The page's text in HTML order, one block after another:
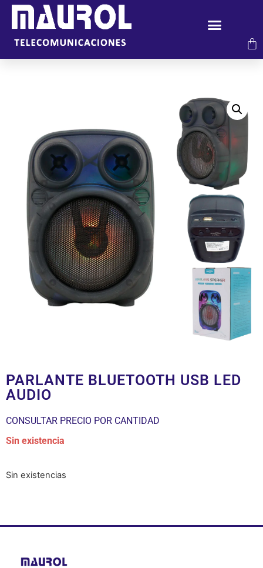
PARLANTE BLUETOOTH USB LED
AUDIO
CONSULTAR PRECIO POR CANTIDAD
Sin existencia
Sin existencias